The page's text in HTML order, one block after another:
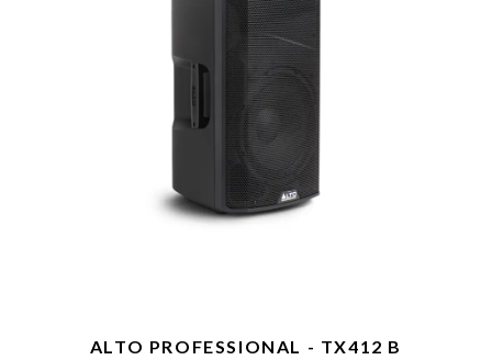
ALTO PROFESSIONAL - TX412 B